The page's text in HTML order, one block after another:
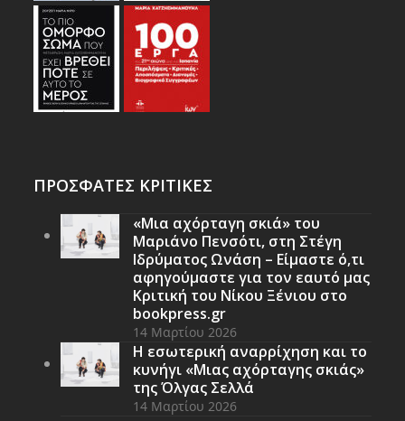
ΠΡΟΣΦΑΤΕΣ ΚΡΙΤΙΚΕΣ
«Μια αχόρταγη σκιά» του
Μαριάνο Πενσότι, στη Στέγη
Ιδρύματος Ωνάση – Είμαστε ό,τι
αφηγούμαστε για τον εαυτό μας
Κριτική του Νίκου Ξένιου στο
bookpress.gr
14 Μαρτίου 2026
Η εσωτερική αναρρίχηση και το
κυνήγι «Μιας αχόρταγης σκιάς»
της Όλγας Σελλά
14 Μαρτίου 2026